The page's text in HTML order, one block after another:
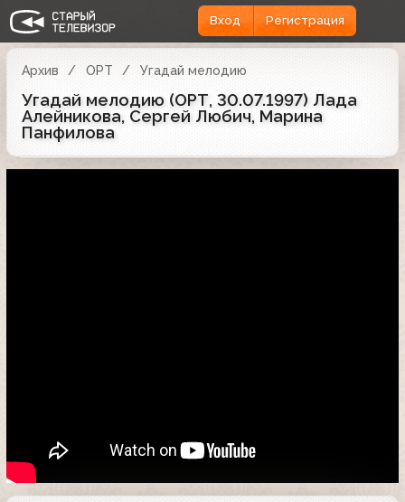
Вход Регистрация
Архив ОРТ Угадай мелодию
Угадай мелодию (ОРТ, 30.07.1997) Лада
Алейникова, Сергей Любич, Марина
Панфилова